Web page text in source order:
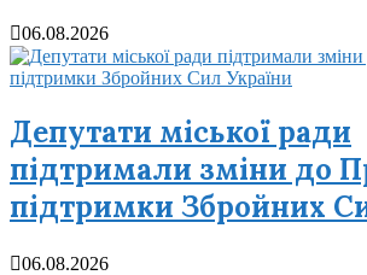
06.08.2026
Депутати міської ради
підтримали зміни до
підтримки Збройних
06.08.2026